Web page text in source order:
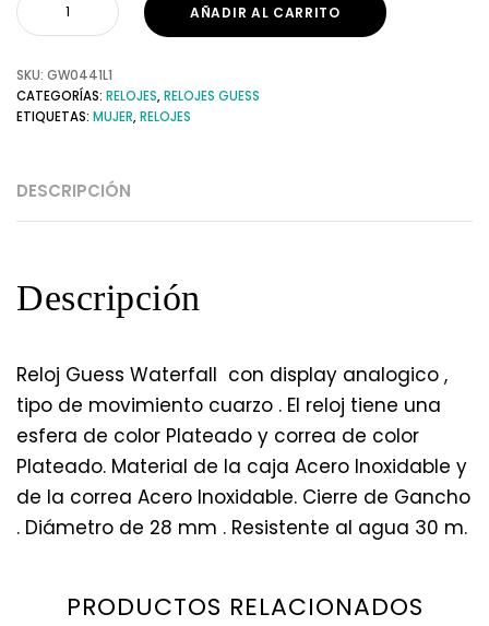
AÑADIR AL CARRITO
SKU: GW0441L1
CATEGORÍAS: RELOJES,RELOJES GUESS
ETIQUETAS: MUJER,RELOJES
DESCRIPCIÓN
Descripción
Reloj Guess Waterfall con display analogico ,
tipo de movimiento cuarzo . El reloj tiene una
esfera de color Plateado y correa de color
Plateado. Material de la caja Acero Inoxidable y
de la correa Acero Inoxidable. Cierre de Gancho
. Diámetro de 28 mm . Resistente al agua 30 m.
PRODUCTOS RELACIONADOS